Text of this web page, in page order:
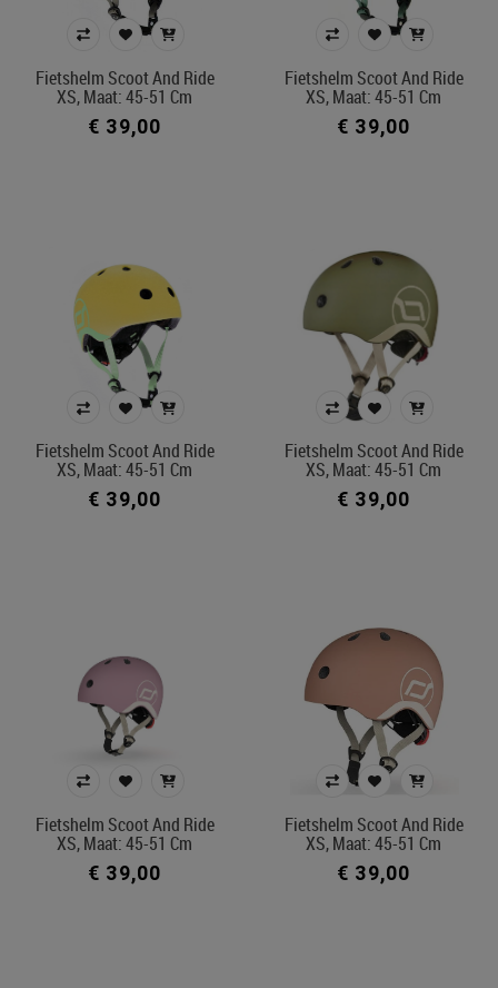
Fietshelm Scoot And Ride
XS, Maat: 45-51 Cm
€ 39,00
Fietshelm Scoot And Ride
XS, Maat: 45-51 Cm
€ 39,00
Fietshelm Scoot And Ride
XS, Maat: 45-51 Cm
€ 39,00
Fietshelm Scoot And Ride
XS, Maat: 45-51 Cm
€ 39,00
Fietshelm Scoot And Ride
XS, Maat: 45-51 Cm
€ 39,00
Fietshelm Scoot And Ride
XS, Maat: 45-51 Cm
€ 39,00